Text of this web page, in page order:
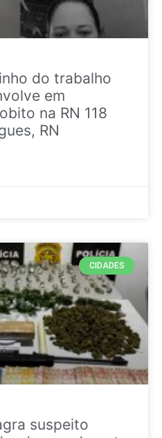
do trabalho
em
na RN 118
RN
CIDADES
suspeito